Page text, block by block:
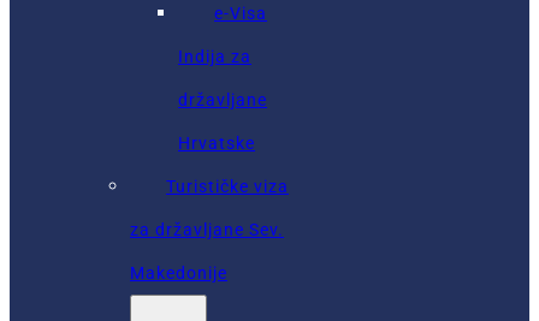
e-Visa
Indija za
državljane
Hrvatske
Turističke viza
za državljane Sev.
Makedonije